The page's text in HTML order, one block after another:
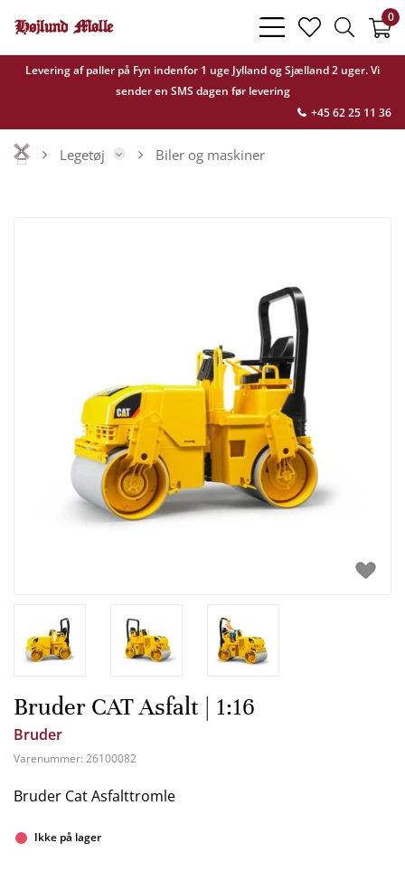
Levering af paller på Fyn indenfor 1 uge Jylland og Sjælland 2 uger. Vi
sender en SMS dagen før levering
+45 62 25 11 36
bars
light
heart
light
search
light
0
Legetøj Biler og maskiner
Bruder CAT Asfalt | 1:16
Bruder
Varenummer: 26100082
Bruder Cat Asfalttromle
Ikke på lager